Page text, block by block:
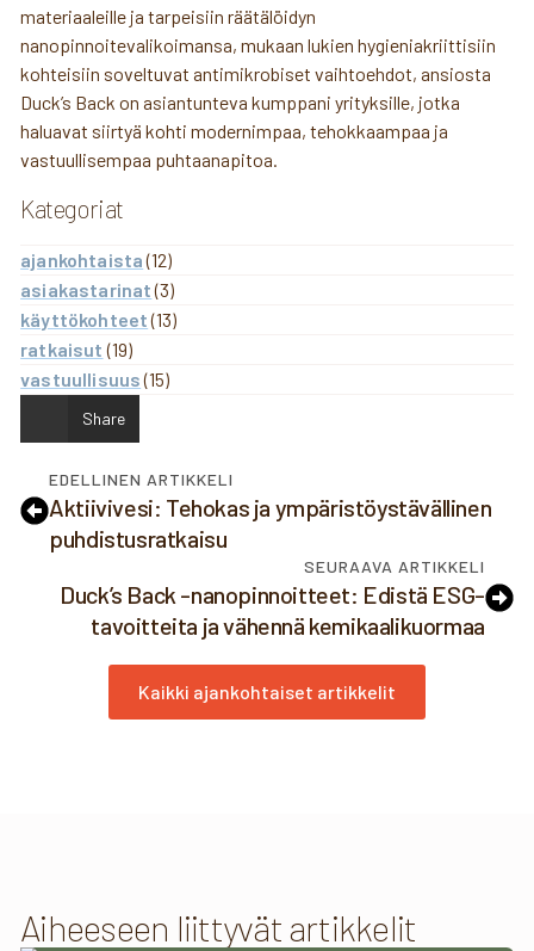
materiaaleille ja tarpeisiin räätälöidyn
nanopinnoitevalikoimansa, mukaan lukien hygieniakriittisiin
kohteisiin soveltuvat antimikrobiset vaihtoehdot, ansiosta
Duck’s Back on asiantunteva kumppani yrityksille, jotka
haluavat siirtyä kohti modernimpaa, tehokkaampaa ja
vastuullisempaa puhtaanapitoa.
Kategoriat
ajankohtaista(12)
asiakastarinat(3)
käyttökohteet(13)
ratkaisut (19)
vastuullisuus(15)
Share
EDELLINEN ARTIKKELI
Aktiivivesi: Tehokas ja ympäristöystävällinen
puhdistusratkaisu
SEURAAVA ARTIKKELI
Duck’s Back -nanopinnoitteet: Edistä ESG-
tavoitteita ja vähennä kemikaalikuormaa
Kaikki ajankohtaiset artikkelit
Aiheeseen liittyvät artikkelit